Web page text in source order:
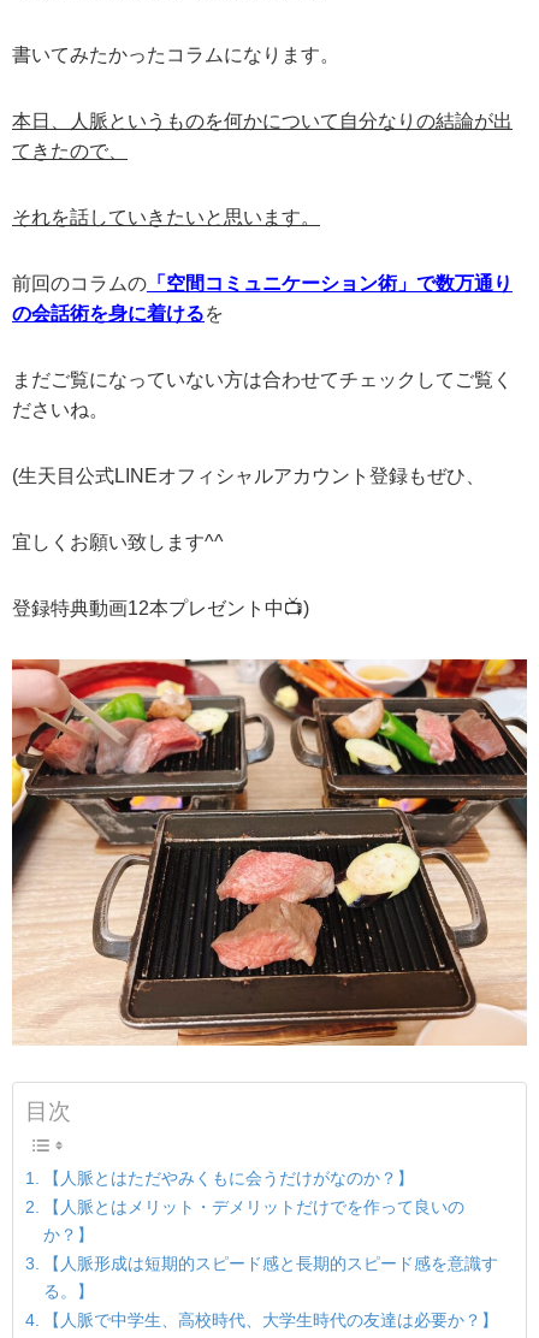
書いてみたかったコラムになります。
本日、人脈というものを何かについて自分なりの結論が出
てきたので、
それを話していきたいと思います。
前回のコラムの 「空間コミュニケーション術」で数万通り
の会話術を身に着けるを
まだご覧になっていない方は合わせてチェックしてご覧く
ださいね。
(生天目公式LINEオフィシャルアカウント登録もぜひ、
宜しくお願い致します^^
登録特典動画12本プレゼント中📺)
目次
【人脈とはただやみくもに会うだけがなのか？】
【人脈とはメリット・デメリットだけでを作って良いの
か？】
【人脈形成は短期的スピード感と長期的スピード感を意識す
る。】
【人脈で中学生、高校時代、大学生時代の友達は必要か？】